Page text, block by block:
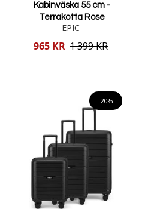
Kabinväska 55 cm -
Terrakotta Rose
EPIC
Reducerat
965 KR 1 399 KR
-20%